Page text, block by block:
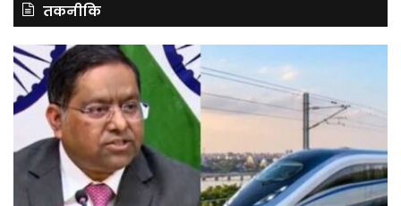
तकनीकि